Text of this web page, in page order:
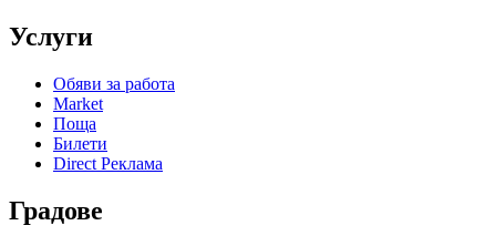
Услуги
Обяви за работа
Market
Поща
Билети
Direct Реклама
Градове